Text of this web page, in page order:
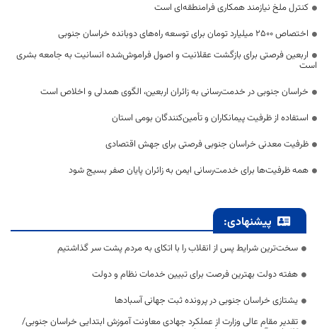
کنترل ملخ نیازمند همکاری فرامنطقه‌ای است
اختصاص 2500 میلیارد تومان برای توسعه راه‌های دوبانده خراسان جنوبی
اربعین فرصتی برای بازگشت عقلانیت و اصول فراموش‌شده انسانیت به جامعه بشری
است
خراسان جنوبی در خدمت‌رسانی به زائران اربعین، الگوی همدلی و اخلاص است
استفاده از ظرفیت پیمانکاران و تأمین‌کنندگان بومی استان
ظرفیت معدنی خراسان جنوبی فرصتی برای جهش اقتصادی
همه ظرفیت‌ها برای خدمت‌رسانی ایمن به زائران پایان صفر بسیج شود
پیشنهادی:
سخت‌ترین شرایط پس از انقلاب را با اتکای به مردم پشت سر گذاشتیم
هفته دولت بهترین فرصت برای تبیین خدمات نظام و دولت
یشتازی خراسان جنوبی در پرونده ثبت جهانی آسبادها
تقدیر مقام عالی وزارت از عملکرد جهادی معاونت آموزش ابتدایی خراسان جنوبی/